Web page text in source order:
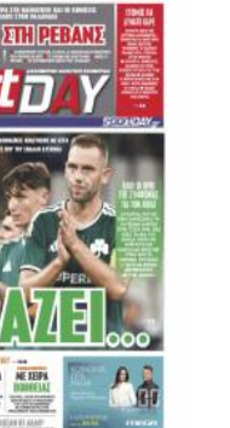
για εμάς και
τα ιερά γράμματα.
#031#